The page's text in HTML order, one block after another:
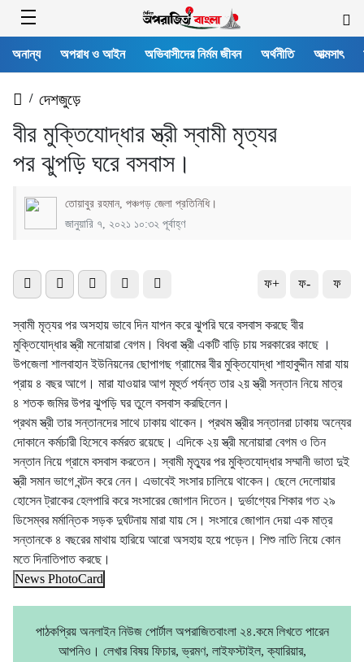
অনান্য অপরাধ ও আইন অভিবাসীদের নির্মম জীবন অর্থনীতি আত্মসাৎ
/ দেশজুড়ে
বীর মুক্তিযোদ্ধার স্ত্রী স্বামী মৃত্যর
পর ঝুপড়ি ঘরে বসবাস।
তোয়াবুর রহমান, পঞ্চগড় জেলা প্রতিনিধি।
জানুয়ারি ৭, ২০২১ ১০:৩২ পূর্বাহ্ণ
ফ+ ফ- ফ
স্বামী মৃত্যর পর অসহায় ভাবে দিন যাপন করে ঝুপরি ঘরে বসবাস করছে বীর
মুক্তিযোদ্ধার স্ত্রী মনোয়ারা বেগম। বিধবা স্ত্রী একটি বাড়ি চায় সরকারের কাছে ।
উপজেলা শালবাহান ইউনিয়নের ছোপাগছ গ্রাামের বীর মুক্তিযোদ্ধা শাহাবুদ্দীন মারা যায়
প্রায় ৪ বছর আগে। মারা যাওয়ার আগ মূহুর্ত পর্যন্ত তার ২য় স্ত্রী সন্তান নিয়ে মাত্র
৪ শতক জমির উপর ঝুপড়ি ঘর তুলে বসবাস করছিলেন।
প্রথম স্ত্রী তার সন্তানদের সাথে ঢাকায় থাকেন। প্রথম স্ত্রীর সন্তানরা ঢাকায় অন্যের
দোকানে কর্মচারী হিসেবে কর্মরত রয়েছে। এদিকে ২য় স্ত্রী মনোয়ারা বেগম ও তিন
সন্তান নিয়ে গ্রামে বসবাস করতেন। স্বামী মৃত্যুর পর মুক্তিযোদ্ধার সম্মানী ভাতা দুই
স্ত্রী সমান ভাগে বন্টন করে নেন। এভাবেই সংসার চালিয়ে থাকেন। ছেলে দেলোয়ার
হোসেন ট্রাকের হেলপারি করে সংসারের জোগান দিতেন। দুর্ভাগ্যের শিকার গত ২৯
ডিসেম্বর মর্মান্তিক সড়ক দুর্ঘটনায় মারা যায় সে। সংসারে জোগান দেয়া এক মাত্র
সন্তানকে ৪ বছরের মাথায় হারিয়ে আরো অসহায় হয়ে পড়েন। শিশু নাতি নিয়ে কোন
মতে দিনাতিপাত করছে।
News PhotoCard
পাঠকপ্রিয় অনলাইন নিউজ পোর্টাল অপরাজিতবাংলা ২৪.কমে লিখতে পারেন
আপনিও। লেখার বিষয় ফিচার, ভ্রমণ, লাইফস্টাইল, ক্যারিয়ার,